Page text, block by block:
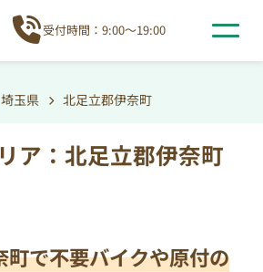
受付時間：9:00～19:00
埼玉県 北足立郡伊奈町
ア：北足立郡伊奈町
町で不要バイクや原付の